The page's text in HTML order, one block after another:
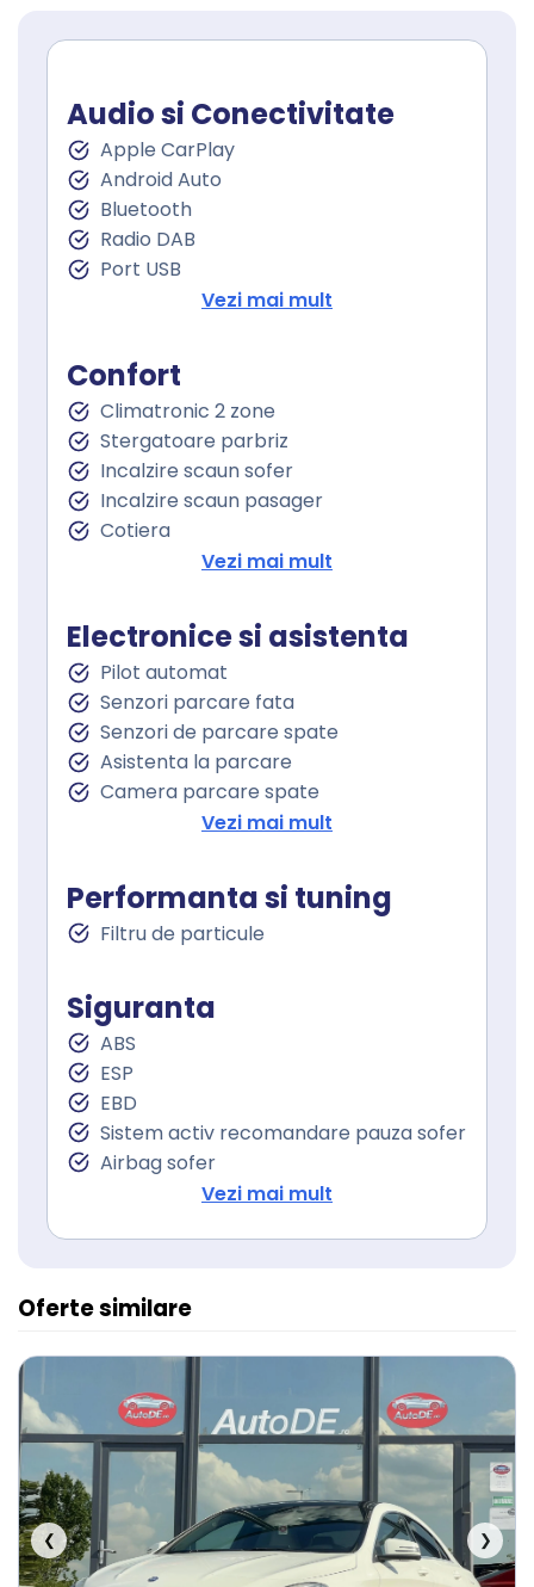
Audio si Conectivitate
Apple CarPlay
Android Auto
Bluetooth
Radio DAB
Port USB
Sistem de navigare
Control vocal
Vezi mai mult
Confort
Climatronic 2 zone
Stergatoare parbriz
Incalzire scaun sofer
Incalzire scaun pasager
Cotiera
Volan de piele
Volan multifunctional
Keyless go
Pornire motor Keyless
Senzor ploaie
Geamuri fata electrice
Geamuri spate electrice
Vezi mai mult
Electronice si asistenta
Pilot automat
Senzori parcare fata
Senzori de parcare spate
Asistenta la parcare
Camera parcare spate
Asistent schimbare banda
Conducere autonoma
Lumini de zi
Lumini de zi LED
Stopuri LED
Follow me home
Sistem Start Stop
Senzori presiune roti
Frana parcare electrica
Servodirecţie
Vezi mai mult
Performanta si tuning
Filtru de particule
Siguranta
ABS
ESP
EBD
Sistem activ recomandare pauza sofer
Airbag sofer
Airbag pasagerVezi mai mult
Oferte similare
❮ ❯